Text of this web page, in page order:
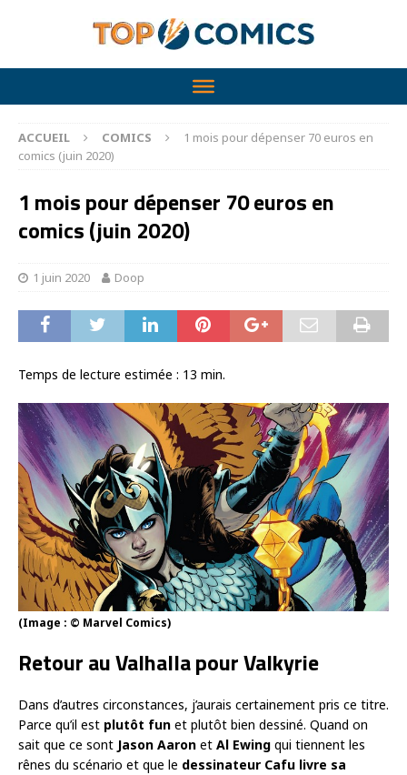
ACCUEIL COMICS
1 mois pour dépenser 70 euros en
comics (juin 2020)
1 mois pour dépenser 70 euros en
comics (juin 2020)
1 juin 2020 Doop
Temps de lecture estimée : 13 min.
(Image : © Marvel Comics)
Retour au Valhalla pour Valkyrie
Dans d’autres circonstances, j’aurais certainement pris ce titre.
Parce qu’il est plutôt fun et plutôt bien dessiné. Quand on
sait que ce sont Jason Aaron et Al Ewing qui tiennent les
rênes du scénario et que le dessinateur Cafu livre sa